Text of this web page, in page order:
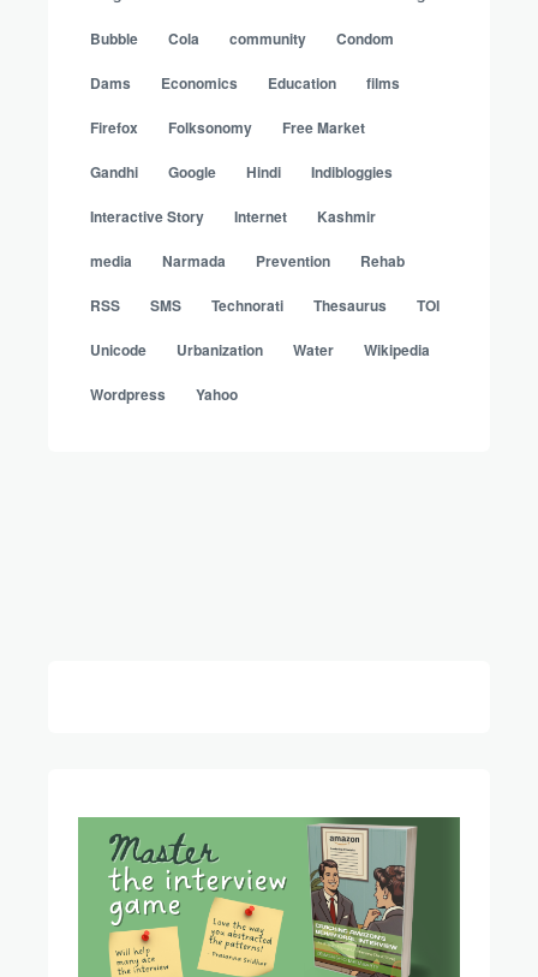
Bubble Cola community Condom
Dams Economics Education films
Firefox Folksonomy Free Market
Gandhi Google Hindi Indibloggies
Interactive Story Internet Kashmir
media Narmada Prevention Rehab
RSS SMS Technorati Thesaurus TOI
Unicode Urbanization Water Wikipedia
Wordpress Yahoo